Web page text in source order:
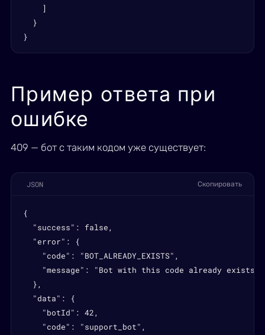
    ]
  }
}
Пример ответа при
ошибке
409 — бот с таким кодом уже существует:
JSON Скопировать
{
  "success": false,
  "error": {
    "code": "BOT_ALREADY_EXISTS",
    "message": "Bot with this code already exists"
  },
  "data": {
    "botId": 42,
    "code": "support_bot",